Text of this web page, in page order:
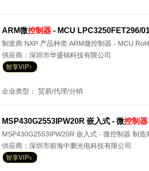
ARM微控制器 - MCU LPC3250FET296/
制造商:NXP 产品种类:ARM微控制器 - MCU
供应商： 深圳市华盛锦科技有限公司
智享VIP7
企业类型： 贸易/代理/分销
MSP430G2553IPW20R 嵌入式 - 微控制器
MSP430G2553IPW20R 嵌入式 - 微控制器 制造
供应商： 深圳市前海中鹏光电科技有限公司
智享VIP6